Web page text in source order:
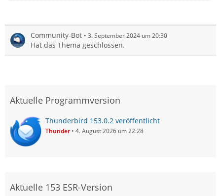
Community-Bot 3. September 2024 um 20:30
Hat das Thema geschlossen.
Aktuelle Programmversion
Thunderbird 153.0.2 veröffentlicht
Thunder 4. August 2026 um 22:28
Aktuelle 153 ESR-Version